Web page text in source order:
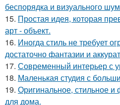
беспорядка и визуального
15. Простая идея, которая
арт - объект.
16. Иногда стиль не требует
достаточно фантазии и
17. Современный интерьер с
18. Маленькая студия с
19. Оригинальное, стильное
для дома.